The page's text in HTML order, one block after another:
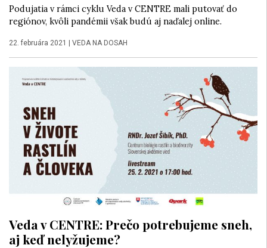
Podujatia v rámci cyklu Veda v CENTRE mali putovať do
regiónov, kvôli pandémii však budú aj naďalej online.
22. februára 2021 VEDA NA DOSAH
Veda v CENTRE: Prečo potrebujeme sneh,
aj keď nelyžujeme?